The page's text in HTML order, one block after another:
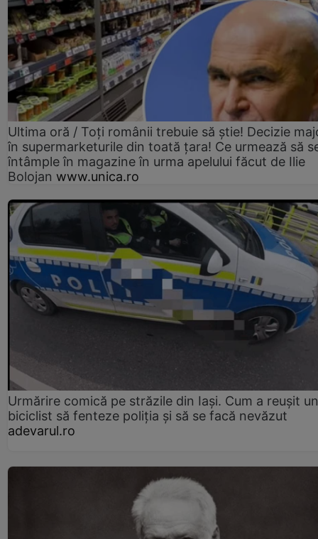
Ultima oră / Toți românii trebuie să știe! Decizie
în supermarketurile din toată țara! Ce urmează să
întâmple în magazine în urma apelului făcut de Ilie
Bolojan www.unica.ro
Urmărire comică pe străzile din Iași. Cum a reușit un
biciclist să fenteze poliția și să se facă nevăzut
adevarul.ro